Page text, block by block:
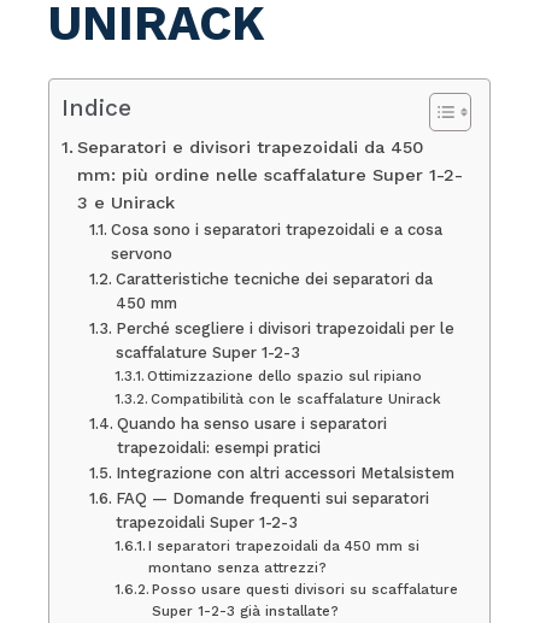
UNIRACK
Indice
Separatori e divisori trapezoidali da 450
mm: più ordine nelle scaffalature Super 1-2-
3 e Unirack
Cosa sono i separatori trapezoidali e a cosa
servono
Caratteristiche tecniche dei separatori da
450 mm
Perché scegliere i divisori trapezoidali per le
scaffalature Super 1-2-3
Ottimizzazione dello spazio sul ripiano
Compatibilità con le scaffalature Unirack
Quando ha senso usare i separatori
trapezoidali: esempi pratici
Integrazione con altri accessori Metalsistem
FAQ — Domande frequenti sui separatori
trapezoidali Super 1-2-3
I separatori trapezoidali da 450 mm si
montano senza attrezzi?
Posso usare questi divisori su scaffalature
Super 1-2-3 già installate?